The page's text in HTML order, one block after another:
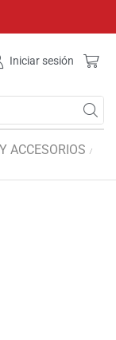
Iniciar sesión
ACCESORIOS /